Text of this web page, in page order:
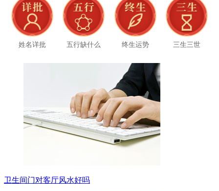
姓名详批 五行缺什么 终生运势 三生三世
卫生间门对客厅风水好吗